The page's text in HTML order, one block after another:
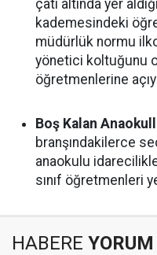
çatı altında yer
kademesindeki
müdürlük normu
yönetici koltuğunu
öğretmenlerine
Boş Kalan
branşındakilerce
anaokulu
sınıf öğretmenleri
HABERE